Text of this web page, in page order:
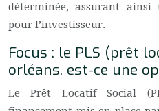
déterminée, assurant
pour l’investisseur.
Focus : le PLS (prêt
orléans. est-ce une
Le Prêt Locatif Social